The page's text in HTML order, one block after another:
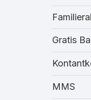
Gratis
MMS